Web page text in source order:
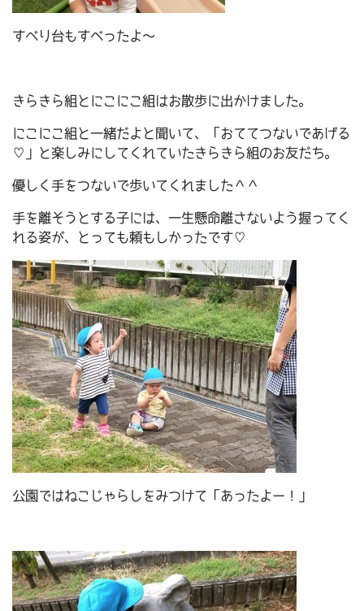
すべり台もすべったよ～
きらきら組とにこにこ組はお散歩に出かけました。
にこにこ組と一緒だよと聞いて、「おててつないであげる
♡」と楽しみにしてくれていたきらきら組のお友だち。
優しく手をつないで歩いてくれました＾＾
手を離そうとする子には、一生懸命離さないよう握ってく
れる姿が、とっても頼もしかったです♡
公園ではねこじゃらしをみつけて「あったよー！」